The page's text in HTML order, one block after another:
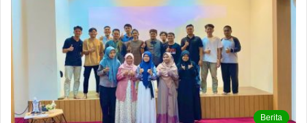
Berita